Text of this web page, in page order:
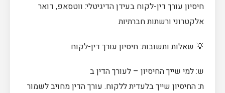
חיסיון עורך דין-לקוח בעידן הדיגיטלי: ווטסאפ, דואר
אלקטרוני ורשתות חברתיות
💡 שאלות ותשובות: חיסיון עורך דין-לקוח
ש: למי שייך החיסיון – לעורך הדין ב
ת: החיסיון שייך בלעדית ללקוח. עורך הדין מחויב לשמור